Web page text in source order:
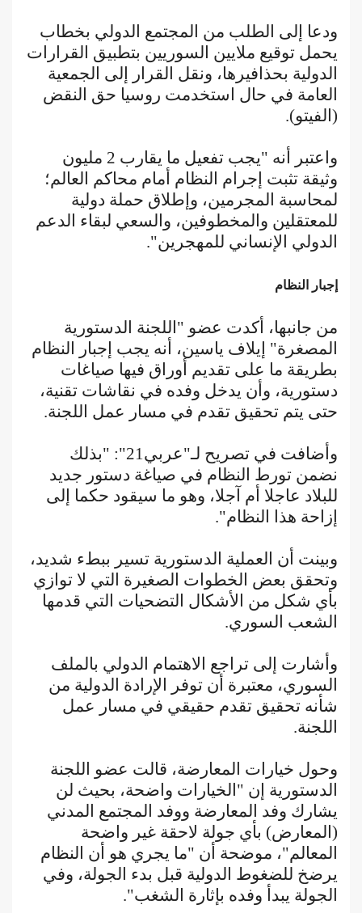
ودعا إلى الطلب من المجتمع الدولي بخطاب
يحمل توقيع ملايين السوريين بتطبيق القرارات
الدولية بحذافيرها، ونقل القرار إلى الجمعية
العامة في حال استخدمت روسيا حق النقض
(الفيتو).
واعتبر أنه "يجب تفعيل ما يقارب 2 مليون
وثيقة تثبت إجرام النظام أمام محاكم العالم؛
لمحاسبة المجرمين، وإطلاق حملة دولية
للمعتقلين والمخطوفين، والسعي لبقاء الدعم
الدولي الإنساني للمهجرين".
إجبار النظام
من جانبها، أكدت عضو "اللجنة الدستورية
المصغرة" إيلاف ياسين، أنه يجب إجبار النظام
بطريقة ما على تقديم أوراق فيها صياغات
دستورية، وأن يدخل وفده في نقاشات تقنية،
حتى يتم تحقيق تقدم في مسار عمل اللجنة.
وأضافت في تصريح لـ"عربي21": "بذلك
نضمن تورط النظام في صياغة دستور جديد
للبلاد عاجلا أم آجلا، وهو ما سيقود حكما إلى
إزاحة هذا النظام".
وبينت أن العملية الدستورية تسير ببطء شديد،
وتحقق بعض الخطوات الصغيرة التي لا توازي
بأي شكل من الأشكال التضحيات التي قدمها
الشعب السوري.
وأشارت إلى تراجع الاهتمام الدولي بالملف
السوري، معتبرة أن توفر الإرادة الدولية من
شأنه تحقيق تقدم حقيقي في مسار عمل
اللجنة.
وحول خيارات المعارضة، قالت عضو اللجنة
الدستورية إن "الخيارات واضحة، بحيث لن
يشارك وفد المعارضة ووفد المجتمع المدني
(المعارض) بأي جولة لاحقة غير واضحة
المعالم"، موضحة أن "ما يجري هو أن النظام
يرضخ للضغوط الدولية قبل بدء الجولة، وفي
الجولة يبدأ وفده بإثارة الشغب".